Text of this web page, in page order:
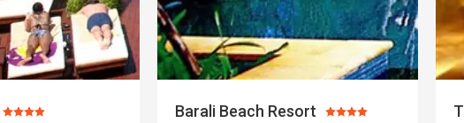
Ocena: Barali Beach Resort Ocena: